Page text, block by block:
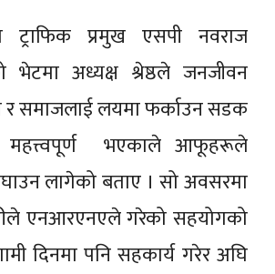
ट्राफिक प्रमुख एसपी नवराज
भेटमा अध्यक्ष श्रेष्ठले जनजीवन
र समाजलाई लयमा फर्काउन सडक
महत्त्वपूर्ण भएकाले आफूहरूले
लागेको बताए । सो अवसरमा
एनआरएनएले गरेको सहयोगको
दिनमा पनि सहकार्य गरेर अघि